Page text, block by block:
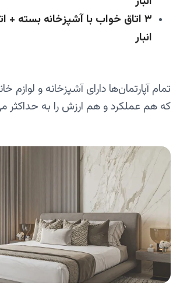
۳ اتاق خواب با آشپزخانه بسته +
انبار
تمام آپارتمان‌ها دارای آشپزخانه و
که هم عملکرد و هم ارزش را به حداکثر